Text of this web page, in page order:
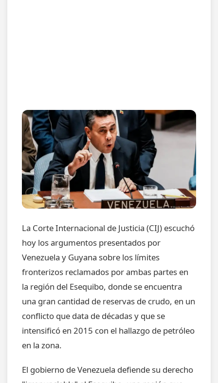
La Corte Internacional de Justicia (CIJ) escuchó
hoy los argumentos presentados por
Venezuela y Guyana sobre los límites
fronterizos reclamados por ambas partes en
la región del Esequibo, donde se encuentra
una gran cantidad de reservas de crudo, en un
conflicto que data de décadas y que se
intensificó en 2015 con el hallazgo de petróleo
en la zona.
El gobierno de Venezuela defiende su derecho